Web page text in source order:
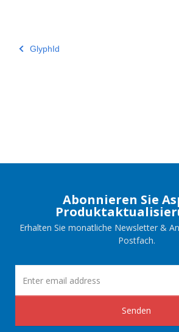
GlyphId
Abonnieren Sie
Erhalten Sie monatliche Newsletter &
Postfach.
Senden